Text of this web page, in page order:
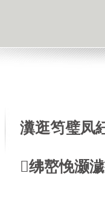
瀵逛笉璧凤
绋嶅悗灏